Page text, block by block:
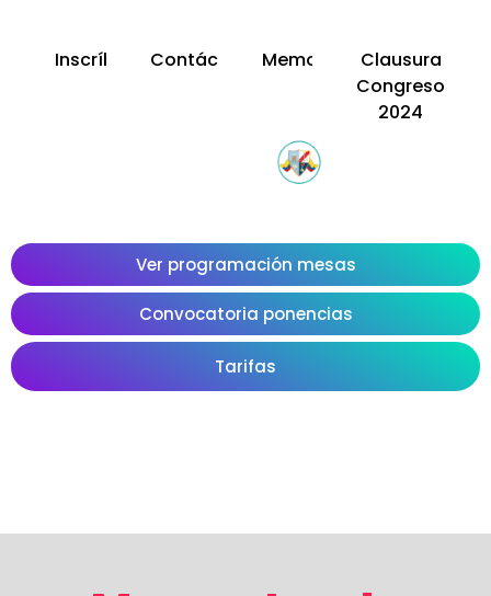
Inscríbete ContáctanosMemorias
Clausura
Congreso
2024
Ver programación mesas
Convocatoria ponencias
Tarifas